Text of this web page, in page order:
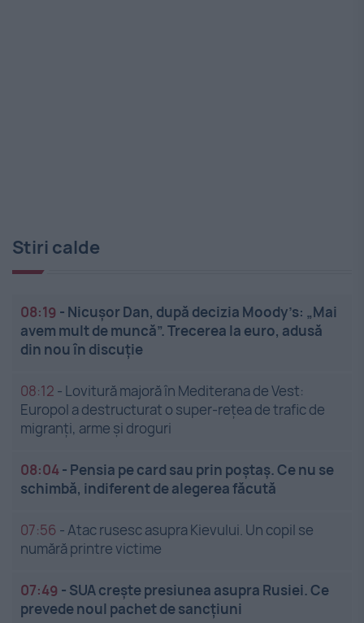
Stiri calde
08:19 - Nicușor Dan, după decizia Moody’s: „Mai
avem mult de muncă”. Trecerea la euro, adusă
din nou în discuție
08:12 - Lovitură majoră în Mediterana de Vest:
Europol a destructurat o super-rețea de trafic de
migranți, arme și droguri
08:04- Pensia pe card sau prin poștaș. Ce nu se
schimbă, indiferent de alegerea făcută
07:56 -Atac rusesc asupra Kievului. Un copil se
numără printre victime
07:49 - SUA crește presiunea asupra Rusiei. Ce
prevede noul pachet de sancțiuni